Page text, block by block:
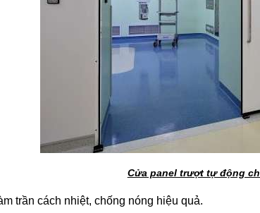
Cửa panel trượt tự động
trần cách nhiệt, chống nóng hiệu quả.